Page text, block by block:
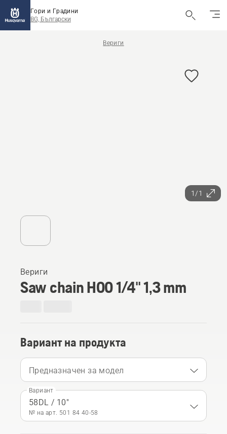
Гори и Градини
BG, Български
Вериги
1/1
Вериги
Saw chain H00 1/4" 1,3 mm
Вариант на продукта
Предназначен за модел
Вариант
58DL / 10"
№ на арт. 501 84 40‑58